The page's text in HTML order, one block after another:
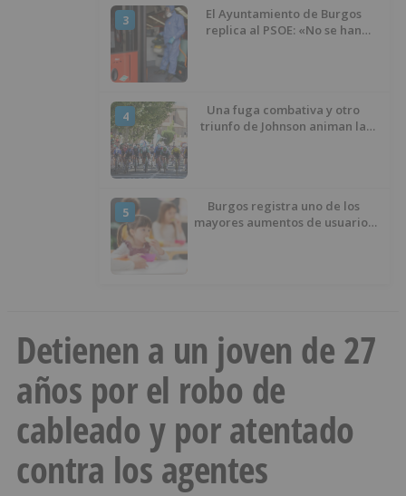
3
El Ayuntamiento de Burgos
replica al PSOE: «No se han
4
Una fuga combativa y otro
triunfo de Johnson animan la
5
Burgos registra uno de los
mayores aumentos de usuarios
Detienen a un joven de 27
años por el robo de
cableado y por atentado
contra los agentes